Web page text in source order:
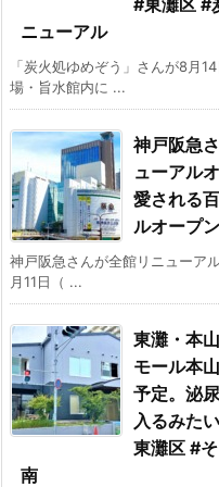
#東灘区 #
ニューアル
「炭火処ゆめぞう」さんが8月
場・旨水館内に ...
神戸阪急
ューアル
愛される
ルオープン
神戸阪急さんが全館リニューア
月11日（ ...
東灘・本
モール本
予定。泌
入るみた
東灘区 #
南